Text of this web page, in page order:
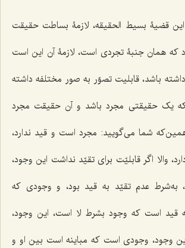
این قضیۀ بسیط الحقیقه، لازمۀ بساطت حقیقت
که همان جنبۀ تجردى است، لازمۀ آن این است
باشد، قابلیت تصوّر به صور مختلفه داشته
یک حقیقتى مجرد باشد و آن حقیقت مجرد
شما می‌گویید: مجرد است و قید ندارد،
والا اگر قابلیّت براى تقیّد نداشت این وجود،
‌به‌شرط عدم تقیّد به قید بود، و وجودی که
قید است که وجود بشرط لا است، این وجود،
وجود، وجودى است که مباینه است بین او و